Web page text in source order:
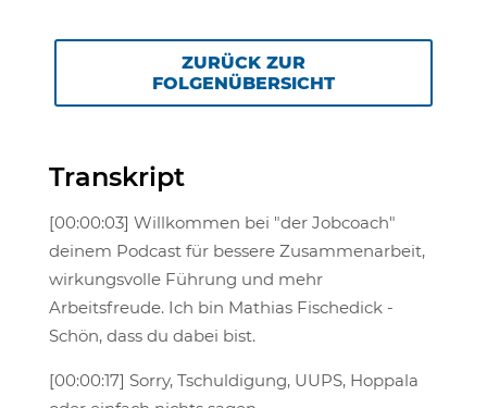
ZURÜCK ZUR
FOLGENÜBERSICHT
Transkript
[00:00:03] Willkommen bei "der Jobcoach"
deinem Podcast für bessere Zusammenarbeit,
wirkungsvolle Führung und mehr
Arbeitsfreude. Ich bin Mathias Fischedick -
Schön, dass du dabei bist.
[00:00:17] Sorry, Tschuldigung, UUPS, Hoppala